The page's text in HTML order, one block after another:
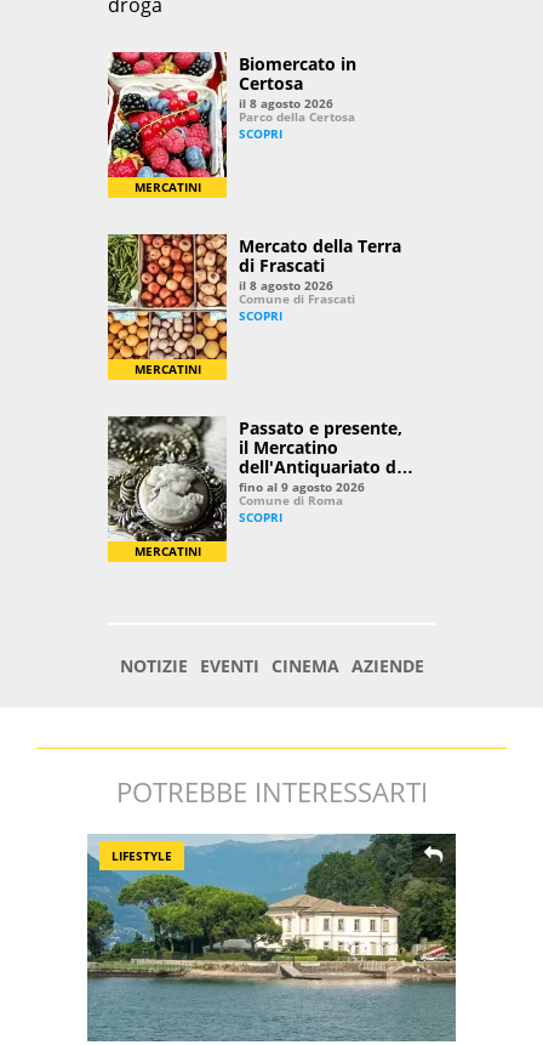
POTREBBE INTERESSARTI
LIFESTYLE